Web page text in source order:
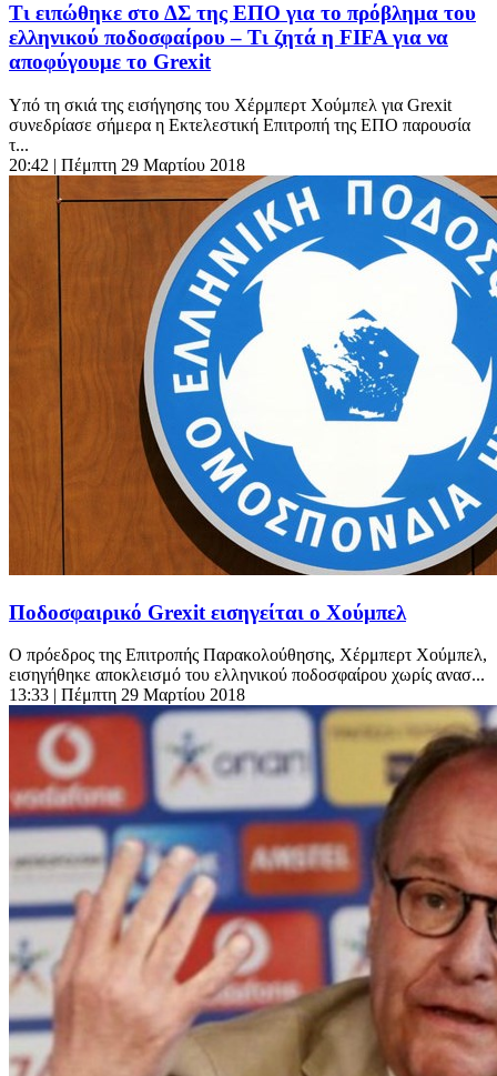
Τι ειπώθηκε στο ΔΣ της ΕΠΟ για το πρόβλημα του
ελληνικού ποδοσφαίρου – Τι ζητά η FIFA για να
αποφύγουμε το Grexit
Υπό τη σκιά της εισήγησης του Χέρμπερτ Χούμπελ για Grexit
συνεδρίασε σήμερα η Εκτελεστική Επιτροπή της ΕΠΟ παρουσία
τ...
20:42 | Πέμπτη 29 Μαρτίου 2018
Ποδοσφαιρικό Grexit εισηγείται ο Χούμπελ
Ο πρόεδρος της Επιτροπής Παρακολούθησης, Χέρμπερτ Χούμπελ,
εισηγήθηκε αποκλεισμό του ελληνικού ποδοσφαίρου χωρίς ανασ...
13:33 | Πέμπτη 29 Μαρτίου 2018